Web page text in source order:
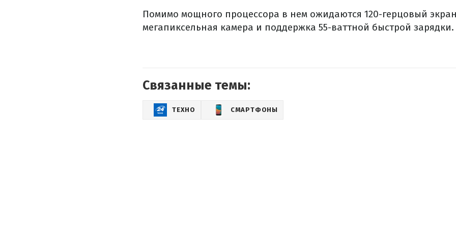
Помимо мощного процессора в нем ожидаются 120-герцовый
мегапиксельная камера и поддержка 55-ваттной быстрой зарядки.
Связанные темы:
ТЕХНО СМАРТФОНЫ